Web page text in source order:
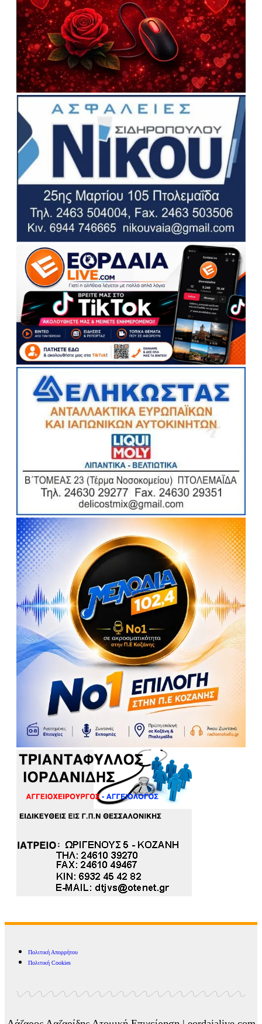
Πολιτική Απορρήτου
Πολιτική Cookies